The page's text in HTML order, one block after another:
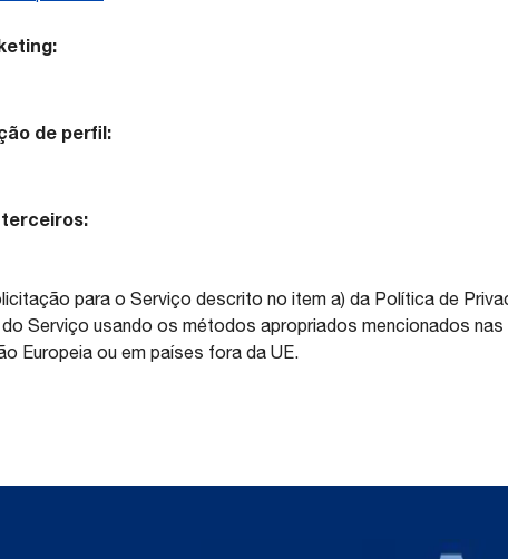
de perfil:
para o Serviço descrito no item a) da Política de
Serviço usando os métodos apropriados mencionados
Europeia ou em países fora da UE.